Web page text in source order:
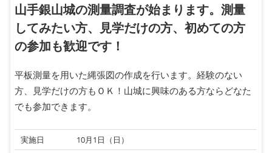
山手銀山城の測量調査が始まります。測量
してみたい方、見学だけの方、初めての方
の参加も歓迎です！
平板測量を用いた縄張図の作成を行います。経験のない
方、見学だけの方もＯＫ！山城に興味のある方ならどなた
でも参加できます。
実施日
10月1日（日）